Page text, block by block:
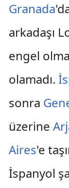
Granada
arkadaşı
engel
olamadı.
sonra
üzerine
Aires'e
İspanyol